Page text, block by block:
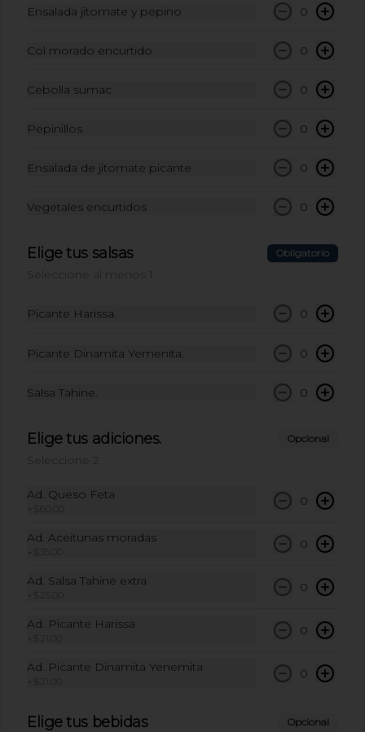
Embotellada 600ml
Coca-Cola Light 355 ml
Coca-Cola Original 355ml
Coca-Cola Original 355ml
Coca-Cola Sin Azúcar 355 ml
Ensalada jitomate y pepino 0
Col morado encurtido 0
Cebolla sumac 0
Pepinillos 0
Ensalada de jitomate picante 0
Vegetales encurtidos 0
Elige tus salsas Obligatorio
Seleccione al menos 1
Picante Harissa. 0
Picante Dinamita Yemenita. 0
Salsa Tahine. 0
Elige tus adiciones. Opcional
Seleccione 2
Ad. Queso Feta
+
0
Ad. Aceitunas moradas
+
0
Ad. Salsa Tahine extra
+
0
Ad. Picante Harissa
+
0
Ad. Picante Dinamita Yenemita
+
0
Elige tus bebidas Opcional